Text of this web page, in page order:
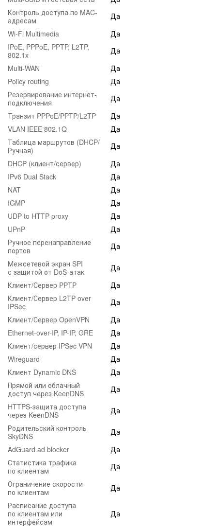
Контроль доступа по MAC-
адресам
Да
Wi-Fi Multimedia
Да
IPoE, PPPoE, PPTP, L2TP,
802.1x
Да
Multi-WAN
Да
Policy routing
Да
Резервирование интернет-
подключения
Да
Транзит PPPoE/PPTP/L2TP
Да
VLAN IEEE 802.1Q
Да
Таблица маршрутов (DHCP/
Ручная)
Да
DHCP (клиент/сервер)
Да
IPv6 Dual Stack
Да
NAT
Да
IGMP
Да
UDP to HTTP proxy
Да
UPnP
Да
Ручное перенаправление
портов
Да
Межсетевой экран SPI
с защитой от DoS-атак
Да
Клиент/Сервер PPTP
Да
Клиент/Сервер L2TP over
IPSec
Да
Клиент/Сервер OpenVPN
Да
Ethernet-over-IP, IP-IP, GRE
Да
Клиент/сервер IPSec VPN
Да
Wireguard
Да
Клиент Dynamic DNS
Да
Прямой или облачный
доступ через KeenDNS
Да
HTTPS-защита доступа
через KeenDNS
Да
Родительский контроль
SkyDNS
Да
AdGuard ad blocker
Да
Статистика трафика
по клиентам
Да
Ограничение скорости
по клиентам
Да
Расписание доступа
по клиентам или
интерфейсам
Да